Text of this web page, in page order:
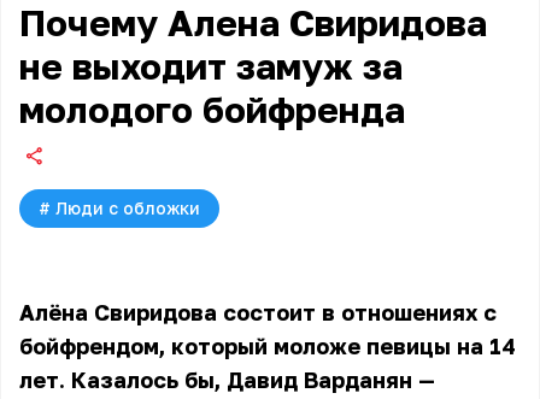
Почему Алена Свиридова
не выходит замуж за
молодого бойфренда
# Люди с обложки
Алёна Свиридова состоит в отношениях с
бойфрендом, который моложе певицы на 14
лет. Казалось бы, Давид Варданян —